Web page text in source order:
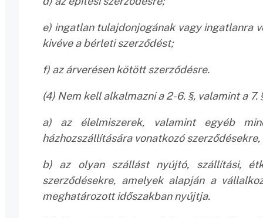
e) ingatlan tulajdonjogának vagy ingatlanra
kivéve a bérleti szerződést;
f) az árverésen kötött szerződésre.
(4) Nem kell alkalmazni a 2-6. §, valamint a
a) az élelmiszerek, valamint egyéb
házhozszállítására vonatkozó
b) az olyan szállást nyújtó, szállítási,
szerződésekre, amelyek alapján a
meghatározott időszakban nyújtja.